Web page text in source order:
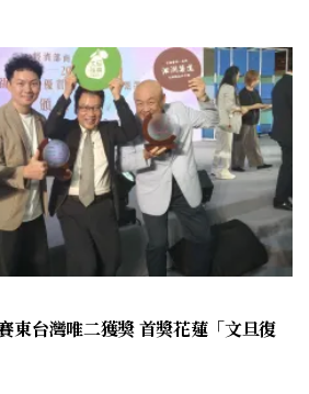
東台灣唯二獲獎 首獎花蓮「文旦復